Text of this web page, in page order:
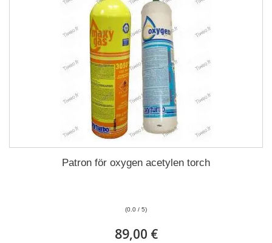
Patron för oxygen acetylen torch
(0.0 / 5)
89,00 €